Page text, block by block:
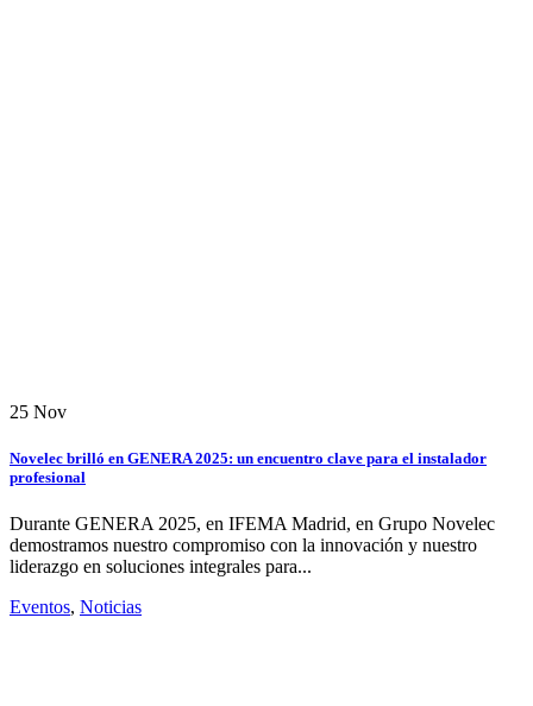
25 Nov
Novelec brilló en GENERA 2025: un encuentro clave para el instalador
profesional
Durante GENERA 2025, en IFEMA Madrid, en Grupo Novelec
demostramos nuestro compromiso con la innovación y nuestro
liderazgo en soluciones integrales para...
Eventos, Noticias